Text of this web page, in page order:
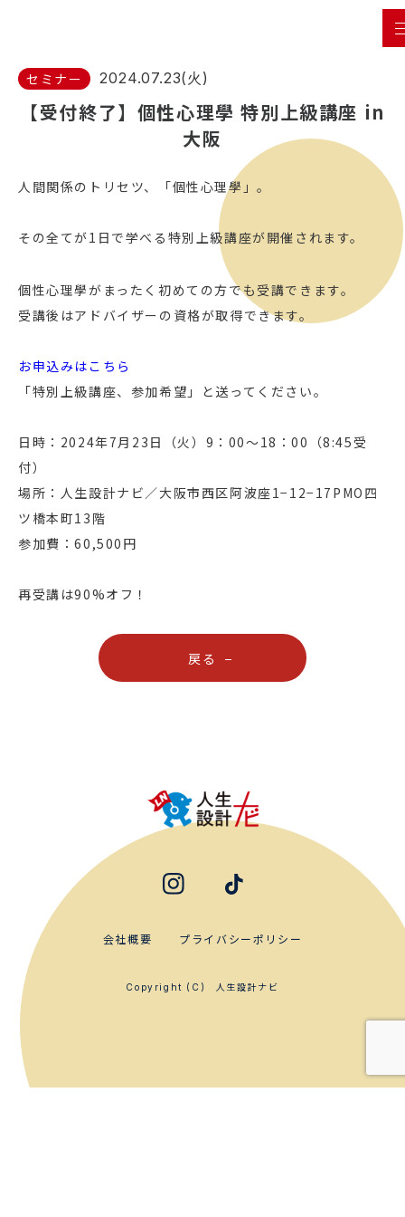
セミナー 2024.07.23(火)
【受付終了】個性心理學 特別上級講座 in
大阪
人間関係のトリセツ、「個性心理學」。
その全てが1日で学べる特別上級講座が開催されます。
個性心理學がまったく初めての方でも受講できます。
受講後はアドバイザーの資格が取得できます。
お申込みはこちら
「特別上級講座、参加希望」と送ってください。
日時：2024年7月23日（火）9：00〜18：00（8:45受
付）
場所：人生設計ナビ／大阪市西区阿波座1−12−17PMO四
ツ橋本町13階
参加費：60,500円
再受講は90%オフ！
戻る
会社概要 プライバシーポリシー
Copyright (C) 人生設計ナビ